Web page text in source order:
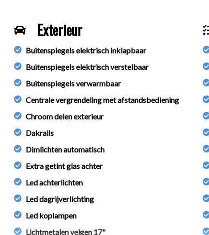
in deze advertentie correct weer te geven. Er kunnen echter
informatie maar controleer altijd zelf de zaken welke voor
vragen.
specialiseert in de in- en verkoop van betrouwbare
Exterieur
Buitenspiegels elektrisch inklapbaar
Buitenspiegels elektrisch verstelbaar
Buitenspiegels verwarmbaar
Centrale vergrendeling met afstandsbediening
Chroom delen exterieur
Dakrails
Dimlichten automatisch
Extra getint glas achter
Led achterlichten
Led dagrijverlichting
Led koplampen
Lichtmetalen velgen 17"